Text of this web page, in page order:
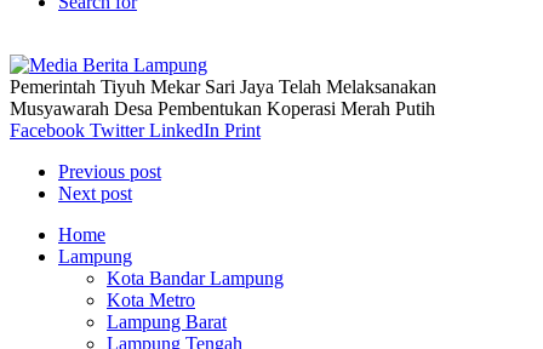
Pemerintah Tiyuh Mekar Sari Jaya Telah Melaksanakan
Musyawarah Desa Pembentukan Koperasi Merah Putih
Facebook Twitter LinkedIn Print
Previous post
Next post
Home
Lampung
Kota Bandar Lampung
Kota Metro
Lampung Barat
Lampung Tengah